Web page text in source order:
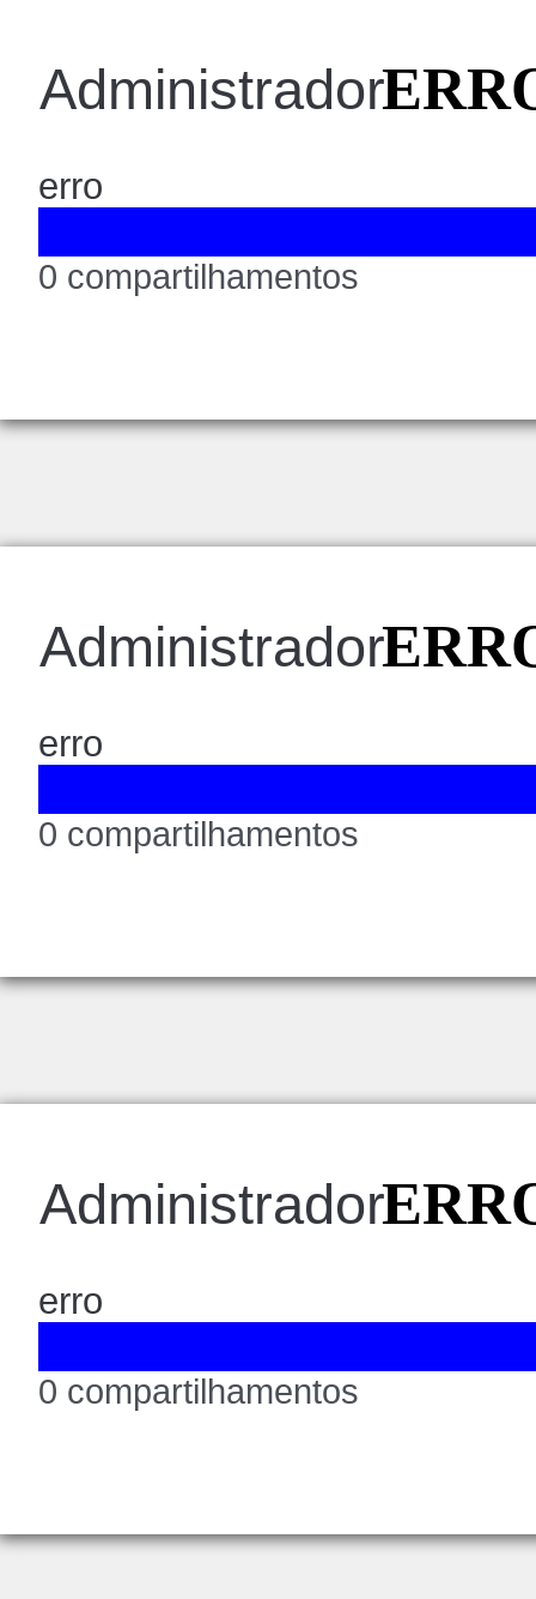
Administrador
erro
0 compartilhamentos
Administrador
erro
0 compartilhamentos
Administrador
erro
0 compartilhamentos